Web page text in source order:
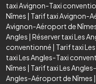
taxi Avignon-Taxi
Nîmes | Tarif taxi Avignon-
Avignon-Aéroport de
Angles | Réserver taxi Les
conventionné | Tarif taxi
taxi Les Angles-Taxi
Nîmes | Tarif taxi Les
Angles-Aéroport de Nîmes |